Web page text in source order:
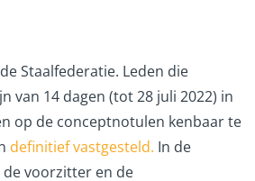
Staalfederatie. Leden die
van 14 dagen (tot 28 juli 2022) in
op de conceptnotulen kenbaar te
definitief vastgesteld. In de
voorzitter en de